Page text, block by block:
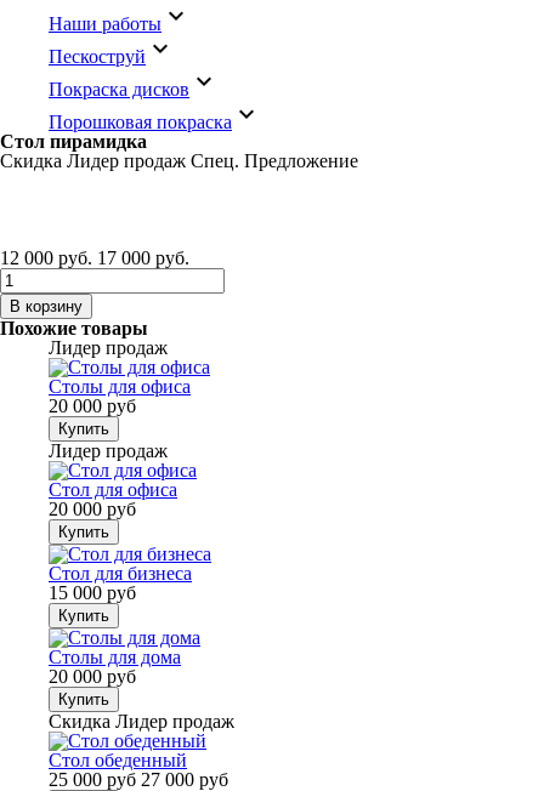
Наши работы keyboard_arrow_down
Пескоструй keyboard_arrow_down
Покраска дисков keyboard_arrow_down
Порошковая покраска keyboard_arrow_down
Стол пирамидка
Скидка Лидер продаж Спец. Предложение
12 000 руб. 17 000 руб.
В корзину
Похожие товары
Лидер продаж
Столы для офиса
20 000 руб
Купить
Лидер продаж
Стол для офиса
20 000 руб
Купить
Стол для бизнеса
15 000 руб
Купить
Столы для дома
20 000 руб
Купить
Скидка Лидер продаж
Стол обеденный
25 000 руб 27 000 руб